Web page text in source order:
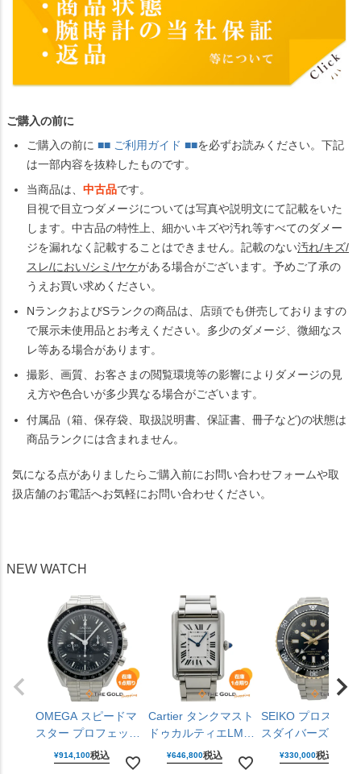
ご購入の前に
ご購入の前に ■■ ご利用ガイド ■■を必ずお読みください。下記
は一部内容を抜粋したものです。
当商品は、 中古品です。
目視で目立つダメージについては写真や説明文にて記載をいた
します。中古品の特性上、細かいキズや汚れ等すべてのダメー
ジを漏れなく記載することはできません。記載のない汚れ/キズ/
スレ/におい/シミ/ヤケがある場合がございます。予めご了承の
うえお買い求めください。
NランクおよびSランクの商品は、店頭でも併売しておりますの
で展示未使用品とお考えください。多少のダメージ、微細なス
レ等ある場合があります。
撮影、画質、お客さまの閲覧環境等の影響によりダメージの見
え方や色合いが多少異なる場合がございます。
付属品（箱、保存袋、取扱説明書、保証書、冊子など)の状態は
商品ランクには含まれません。
気になる点がありましたらご購入前にお問い合わせフォームや取
扱店舗のお電話へお気軽にお問い合わせください。
NEW WATCH
OMEGA スピードマ
スター プロフェッシ
ョナル
310.30.42.50.01.001
¥914,100税込
Cartier タンクマスト
ドゥカルティエLM
WSTA0106 ラージモ
デル 25mm クォーツ
¥646,800税込
SEIKO プロスペッ
スダイバーズキュ
バーGMT SBEJ030
6R54-00R0 黒文字
¥330,000税込